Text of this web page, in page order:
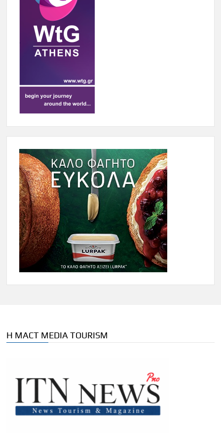
Η MACT MEDIA TOURISM